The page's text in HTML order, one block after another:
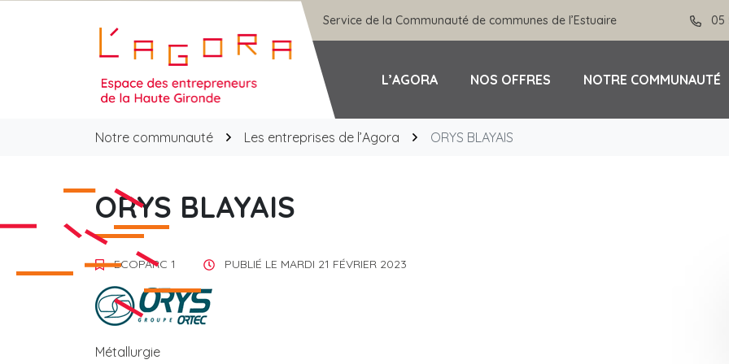
Service de la Communauté de communes de l’Estuaire 05
Agora L’AGORA NOS OFFRES NOTRE COMMUNAUTÉ
Notre communauté Les entreprises de l’Agora ORYS BLAYAIS
ORYS BLAYAIS
ECOPARC 1 PUBLIÉ LE MARDI 21 FÉVRIER 2023
Métallurgie